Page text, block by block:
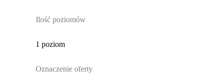
Ilość poziomów
1 poziom
Oznaczenie oferty